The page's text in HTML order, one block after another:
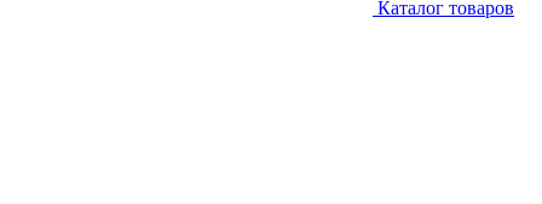
Каталог товаров